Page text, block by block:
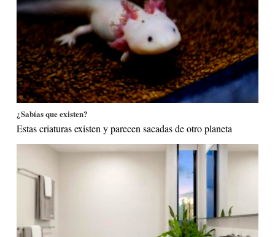
¿Sabías que existen?
Estas criaturas existen y parecen sacadas de otro planeta